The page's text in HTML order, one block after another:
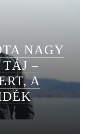
NAGY
TÁJ –
A